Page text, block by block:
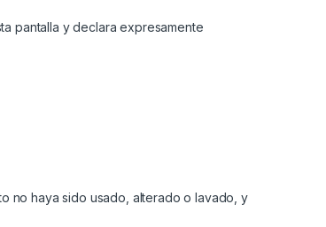
pantalla y declara expresamente
no haya sido usado, alterado o lavado, y